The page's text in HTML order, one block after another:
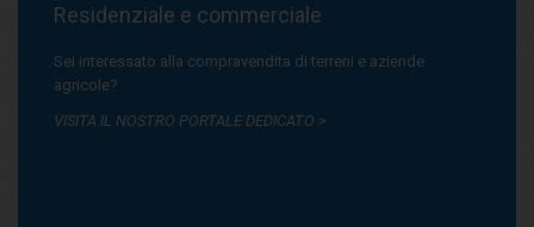
Residenziale e commerciale
Sei interessato alla compravendita di terreni e aziende
agricole?
VISITA IL NOSTRO PORTALE DEDICATO >